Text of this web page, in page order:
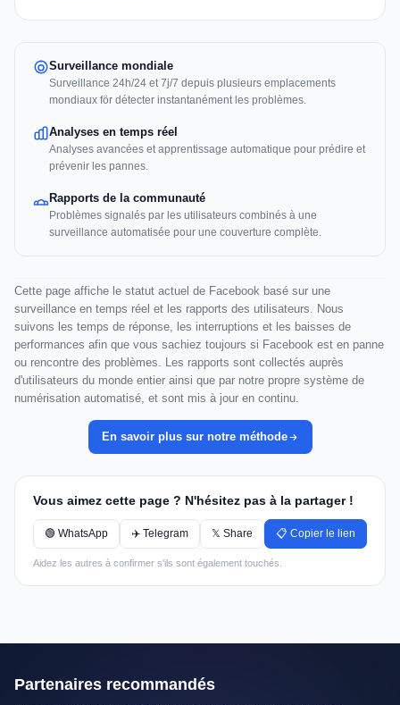
Surveillance mondiale
Surveillance 24h/24 et 7j/7 depuis plusieurs emplacements
mondiaux för détecter instantanément les problèmes.
Analyses en temps réel
Analyses avancées et apprentissage automatique pour prédire et
prévenir les pannes.
Rapports de la communauté
Problèmes signalés par les utilisateurs combinés à une
surveillance automatisée pour une couverture complète.
Cette page affiche le statut actuel de Facebook basé sur une
surveillance en temps réel et les rapports des utilisateurs. Nous
suivons les temps de réponse, les interruptions et les baisses de
performances afin que vous sachiez toujours si Facebook est en panne
ou rencontre des problèmes. Les rapports sont collectés auprès
d'utilisateurs du monde entier ainsi que par notre propre système de
numérisation automatisé, et sont mis à jour en continu.
En savoir plus sur notre méthode
Vous aimez cette page ? N'hésitez pas à la partager !
🟢 WhatsApp ✈️ Telegram 𝕏 Share 📋 Copier le lien
Aidez les autres à confirmer s'ils sont également touchés.
Partenaires recommandés